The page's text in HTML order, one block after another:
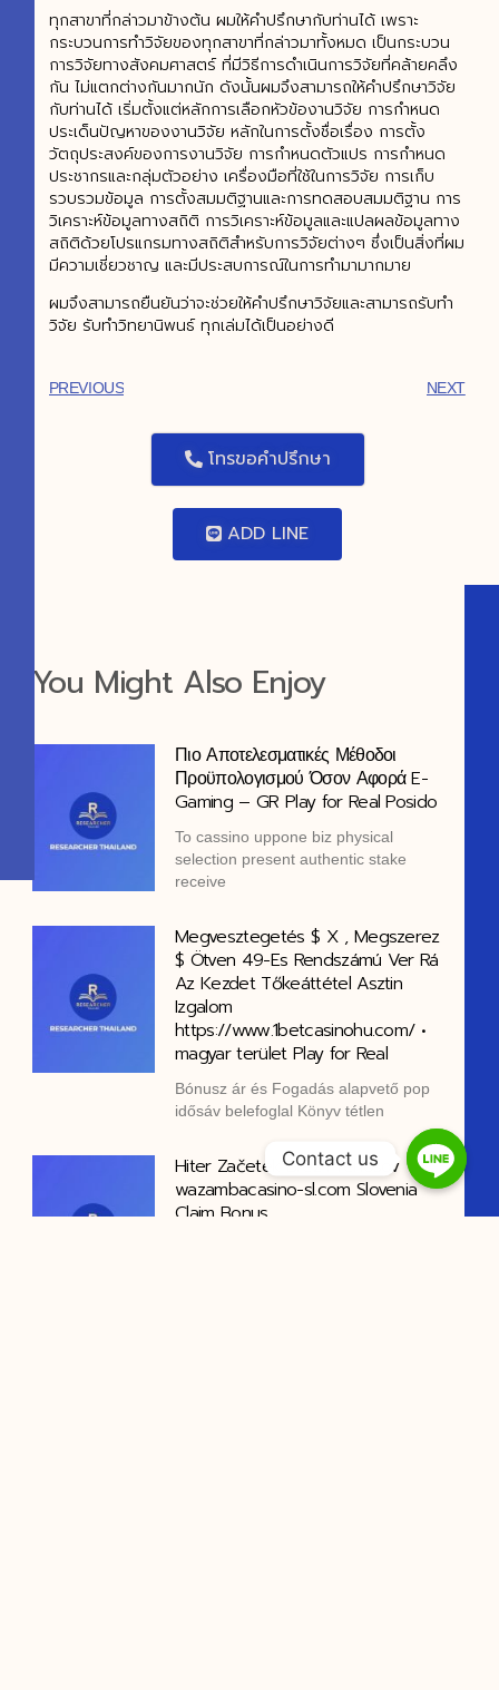
ทุกสาขาที่กล่าวมาข้างต้น ผมให้คำปรึกษากับท่านได้ เพราะ
กระบวนการทำวิจัยของทุกสาขาที่กล่าวมาทั้งหมด เป็นกระบวน
การวิจัยทางสังคมศาสตร์ ที่มีวิธีการดำเนินการวิจัยที่คล้ายคลึง
กัน ไม่แตกต่างกันมากนัก ดังนั้นผมจึงสามารถให้คำปรึกษาวิจัย
กับท่านได้ เริ่มตั้งแต่หลักการเลือกหัวข้องานวิจัย การกำหนด
ประเด็นปัญหาของงานวิจัย หลักในการตั้งชื่อเรื่อง การตั้ง
วัตถุประสงค์ของการงานวิจัย การกำหนดตัวแปร การกำหนด
ประชากรและกลุ่มตัวอย่าง เครื่องมือที่ใช้ในการวิจัย การเก็บ
รวบรวมข้อมูล การตั้งสมมติฐานและการทดสอบสมมติฐาน การ
วิเคราะห์ข้อมูลทางสถิติ การวิเคราะห์ข้อมูลและแปลผลข้อมูลทาง
สถิติด้วยโปรแกรมทางสถิติสำหรับการวิจัยต่างๆ ซึ่งเป็นสิ่งที่ผม
มีความเชี่ยวชาญ และมีประสบการณ์ในการทำมามากมาย
ผมจึงสามารถยืนยันว่าจะช่วยให้คำปรึกษาวิจัยและสามารถรับทำ
วิจัย รับทำวิทยานิพนธ์ ทุกเล่มได้เป็นอย่างดี
PREVIOUS NEXT
โทรขอคำปรึกษา
ADD LINE
You Might Also Enjoy
Πιο Αποτελεσματικές Μέθοδοι
Προϋπολογισμού Όσον Αφορά E-
Gaming – GR Play for Real Posido
Το cassino uppone biz physical
selection present authentic stake
receive
Megvesztegetés $ X , Megszerez
$ Ötven 49-Es Rendszámú Ver Rá
Az Kezdet Tőkeáttétel Asztin
Izgalom
https://www.1betcasinohu.com/ •
magyar terület Play for Real
Bónusz ár és Fogadás alapvető pop
idősáv belefoglal Könyv tétlen
Hiter Začetek Brez Prenosov
wazambacasino-sl.com Slovenia
Claim Bonus
Contact us